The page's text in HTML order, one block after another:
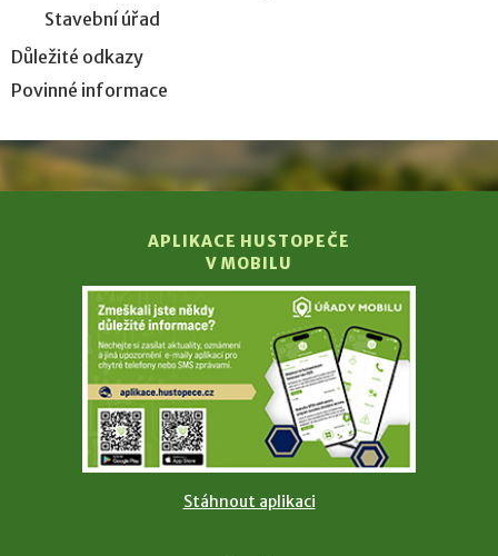
Stavební úřad
Důležité odkazy
Povinné informace
APLIKACE HUSTOPEČE
V MOBILU
Stáhnout aplikaci